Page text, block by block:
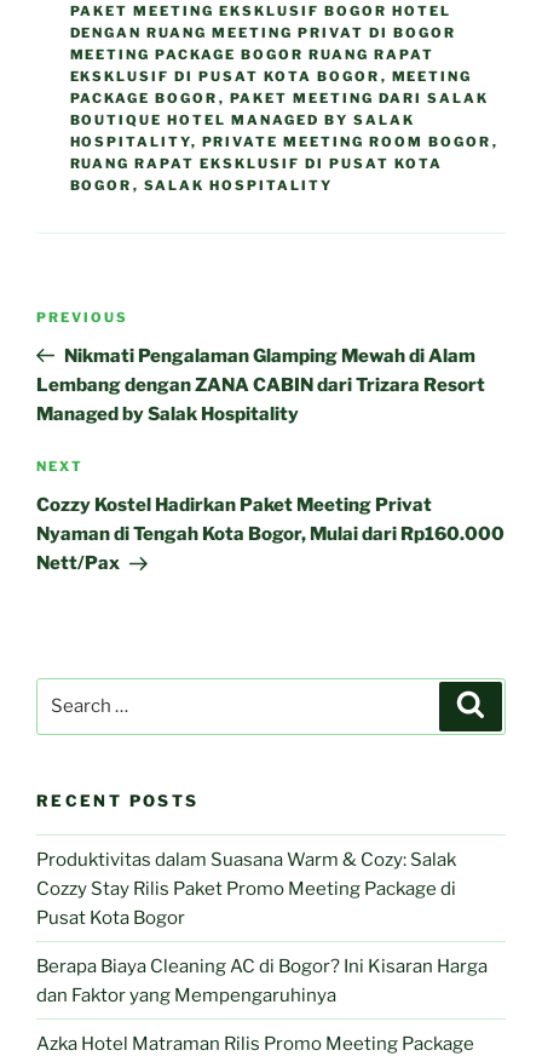
PAKET MEETING EKSKLUSIF BOGOR HOTEL
DENGAN RUANG MEETING PRIVAT DI BOGOR
MEETING PACKAGE BOGOR RUANG RAPAT
EKSKLUSIF DI PUSAT KOTA BOGOR , MEETING
PACKAGE BOGOR , PAKET MEETING DARI SALAK
BOUTIQUE HOTEL MANAGED BY SALAK
HOSPITALITY, PRIVATE MEETING ROOM BOGOR ,
RUANG RAPAT EKSKLUSIF DI PUSAT KOTA
BOGOR , SALAK HOSPITALITY
Previous
Post
PREVIOUS
Nikmati Pengalaman Glamping Mewah di Alam
Lembang dengan ZANA CABIN dari Trizara Resort
Managed by Salak Hospitality
Next
Post
NEXT
Cozzy Kostel Hadirkan Paket Meeting Privat
Nyaman di Tengah Kota Bogor, Mulai dari Rp160.000
Nett/Pax
RECENT POSTS
Produktivitas dalam Suasana Warm & Cozy: Salak
Cozzy Stay Rilis Paket Promo Meeting Package di
Pusat Kota Bogor
Berapa Biaya Cleaning AC di Bogor? Ini Kisaran Harga
dan Faktor yang Mempengaruhinya
Azka Hotel Matraman Rilis Promo Meeting Package